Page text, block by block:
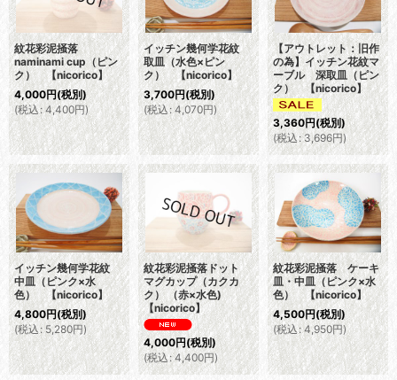
紋花彩泥掻落
naminami cup（ピン
ク） 【nicorico】
4,000円(税別)
(税込: 4,400円)
イッチン幾何学花紋
取皿（水色×ピン
ク） 【nicorico】
3,700円(税別)
(税込 : 4,070円)
【アウトレット：旧作
の為】イッチン花紋マ
ーブル 深取皿（ピン
ク） 【nicorico】
3,360円(税別)
(税込 : 3,696円)
イッチン幾何学花紋
中皿（ピンク×水
色） 【nicorico】
4,800円(税別)
(税込 : 5,280円)
紋花彩泥掻落ドット
マグカップ（カクカ
ク） （赤×水色)
【nicorico】
4,000円(税別)
(税込 : 4,400円)
紋花彩泥掻落 ケーキ
皿・中皿（ピンク×水
色） 【nicorico】
4,500円(税別)
(税込 : 4,950円)